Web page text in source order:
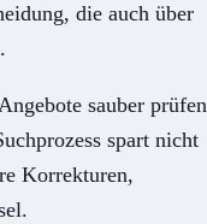
die auch über
sauber prüfen
spart nicht
Korrekturen,